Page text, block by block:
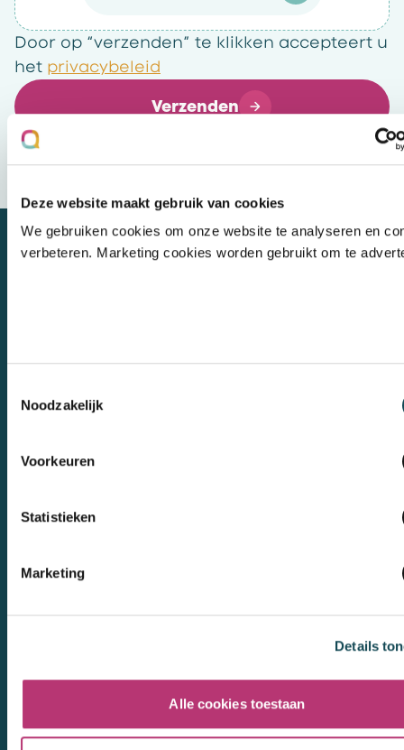
Deze website maakt gebruik van cookies
We gebruiken cookies om onze website te analyseren en
verbeteren. Marketing cookies worden gebruikt om te
Noodzakelijk
Voorkeuren
Statistieken
Marketing
Details
Alle cookies toestaan
Door op “verzenden” te klikken accepteert u
het privacybeleid
Verzenden
Wij bewaren uw gegevens veilig
Contact
Mental Care Group
3447 GN Woerden
KvK:76188132
Mental Care Group